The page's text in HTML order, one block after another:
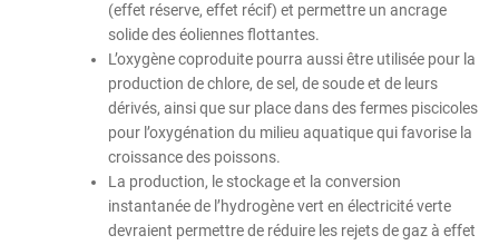
(effet réserve, effet récif) et permettre un ancrage
solide des éoliennes flottantes.
L’oxygène coproduite pourra aussi être utilisée pour la
production de chlore, de sel, de soude et de leurs
dérivés, ainsi que sur place dans des fermes piscicoles
pour l’oxygénation du milieu aquatique qui favorise la
croissance des poissons.
La production, le stockage et la conversion
instantanée de l’hydrogène vert en électricité verte
devraient permettre de réduire les rejets de gaz à effet